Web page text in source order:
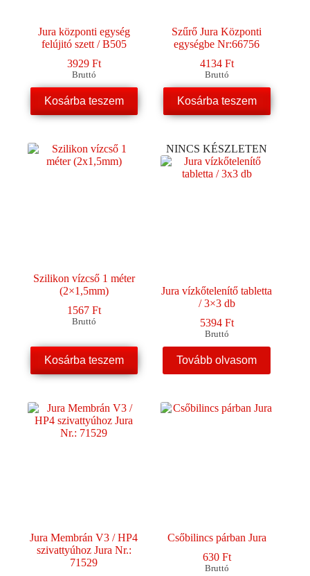
Jura központi egység
felújitó szett / B505
3929 Ft
Bruttó
Kosárba teszem
Szűrő Jura Központi
egységbe Nr:66756
4134 Ft
Bruttó
Kosárba teszem
Szilikon vízcső 1 méter
(2×1,5mm)
1567 Ft
Bruttó
Kosárba teszem
NINCS KÉSZLETEN
Jura vízkőtelenítő tabletta
/ 3×3 db
5394 Ft
Bruttó
Tovább olvasom
Jura Membrán V3 / HP4
szivattyúhoz Jura Nr.:
71529
Csőbilincs párban Jura
630 Ft
Bruttó